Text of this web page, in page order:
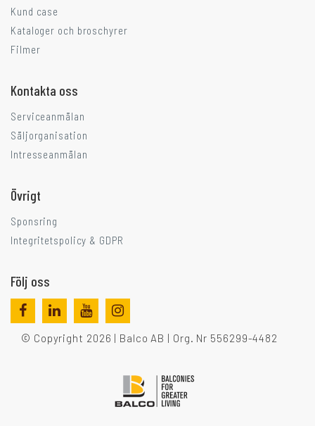
Kund case
Kataloger och broschyrer
Filmer
Kontakta oss
Serviceanmälan
Säljorganisation
Intresseanmälan
Övrigt
Sponsring
Integritetspolicy & GDPR
Följ oss
© Copyright 2026 | Balco AB | Org. Nr 556299-4482